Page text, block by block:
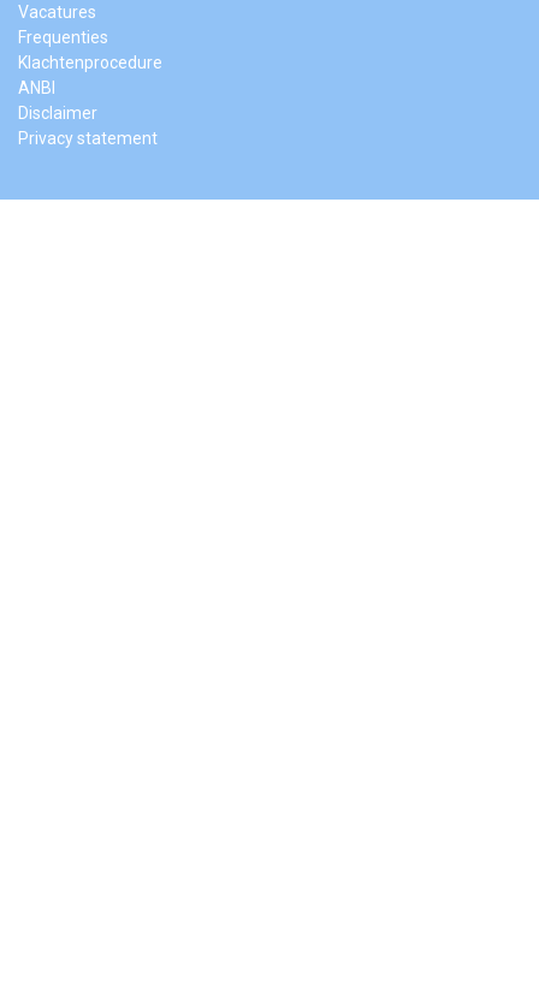
Vacatures
Frequenties
Klachtenprocedure
ANBI
Disclaimer
Privacy statement